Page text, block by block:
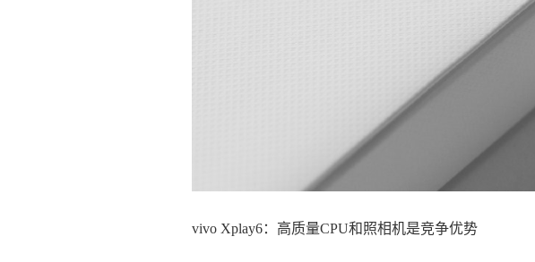
vivo Xplay6：高质量CPU和照相机是竞争优势